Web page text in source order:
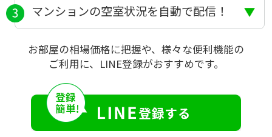
マンションの空室状況を自動で配信！
お部屋の相場価格に把握や、様々な便利機能の
ご利用に、LINE登録がおすすめです。